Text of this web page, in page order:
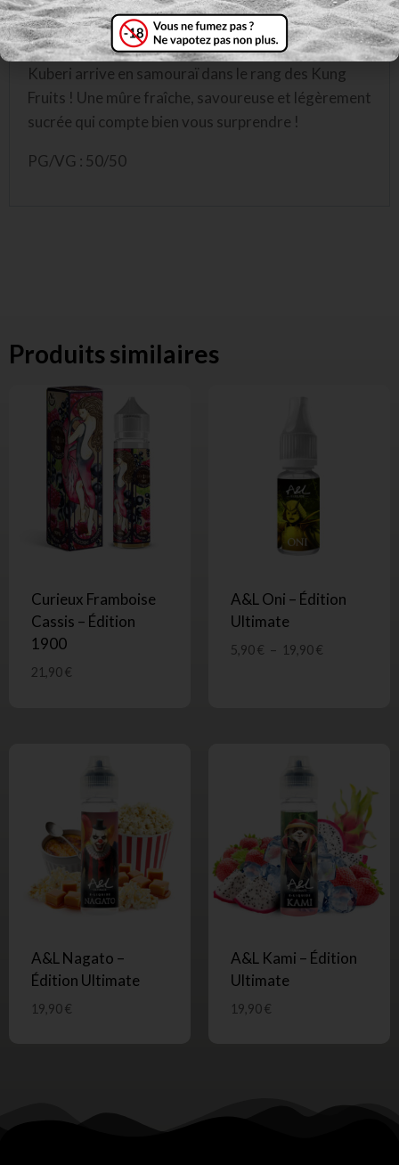
Cloud Vapor Kuberi – Édition Kung Fruits / Saveur:
fraîcheur, mûre
Kuberi arrive en samouraï dans le rang des Kung
Fruits ! Une mûre fraîche, savoureuse et légèrement
sucrée qui compte bien vous surprendre !
PG/VG : 50/50
Produits similaires
Curieux Framboise
Cassis – Édition
1900
21,90€
A&L Oni – Édition
Ultimate
5,90€ – 19,90€
A&L Nagato –
Édition Ultimate
19,90€
A&L Kami – Édition
Ultimate
19,90€